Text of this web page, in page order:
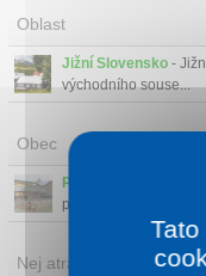
Oblast
Jižní Slovensko -
východního souse...
Obec
Podhájska
-
pahorkatiny a je ...
Nej atrakce v okolí